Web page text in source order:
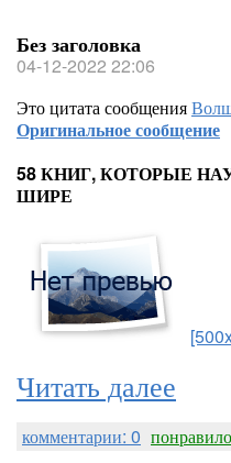
Без заголовка
04-12-2022 22:06
Это цитата сообщения
Оригинальное сообщение
58 КНИГ, КОТОРЫЕ
ШИРЕ
Читать далее
комментарии: 0